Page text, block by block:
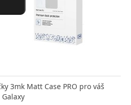
3mk Matt Case PRO pro váš